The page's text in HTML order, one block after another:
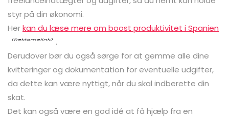
styr på din økonomi.
Herkan du læse mere om boost produktivitet i Spanien
.
Derudover bør du også sørge for at gemme alle dine
kvitteringer og dokumentation for eventuelle udgifter,
da dette kan være nyttigt, når du skal indberette din
skat.
Det kan også være en god idé at få hjælp fra en